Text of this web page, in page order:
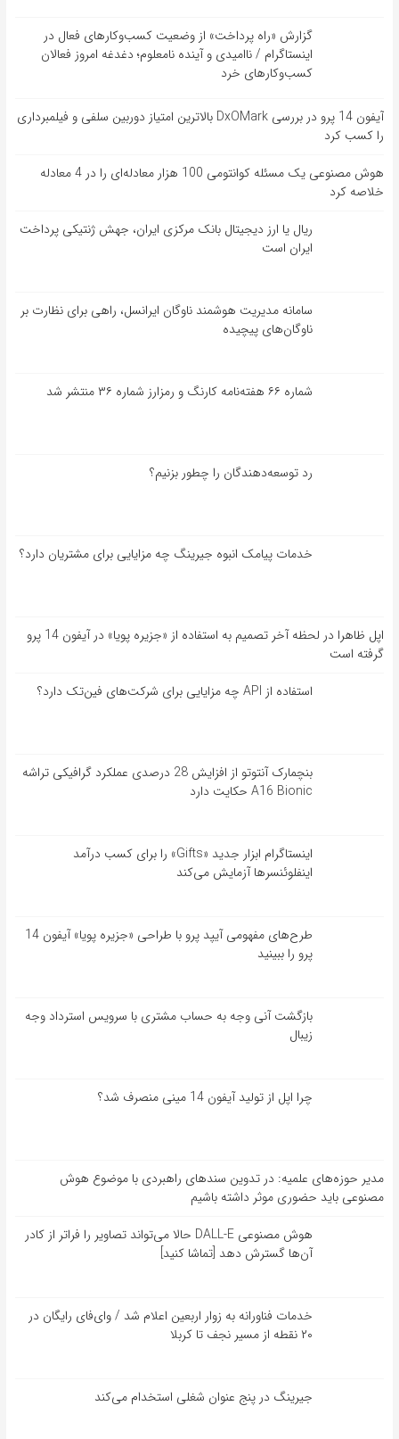
گزارش «راه پرداخت» از وضعیت کسب‌وکارهای فعال در
اینستاگرام / ناامیدی و آینده نامعلوم؛ دغدغه امروز فعالان
کسب‌وکارهای خرد
آیفون 14 پرو در بررسی DxOMark بالاترین امتیاز دوربین سلفی و فیلمبرداری
را کسب کرد
هوش مصنوعی یک مسئله کوانتومی 100 هزار معادله‌‎ای را در 4 معادله
خلاصه کرد
ریال یا ارز دیجیتال بانک مرکزی ایران، جهش ژنتیکی پرداخت
ایران است
سامانه مدیریت هوشمند ناوگان ایرانسل، راهی برای نظارت بر
ناوگان‌های پیچیده
شماره ۶۶ هفته‌نامه کارنگ و رمزارز شماره ۳۶ منتشر شد
رد توسعه‌دهندگان را چطور بزنیم؟
خدمات پیامک انبوه جیرینگ چه مزایایی برای مشتریان دارد؟
اپل ظاهرا در لحظه آخر تصمیم به استفاده از «جزیره پویا» در آیفون 14 پرو
گرفته است
استفاده از API چه مزایایی برای شرکت‌های فین‌تک دارد؟
بنچمارک آنتوتو از افزایش 28 درصدی عملکرد گرافیکی تراشه
A16 Bionic حکایت دارد
اینستاگرام ابزار جدید «Gifts» را برای کسب درآمد
اینفلوئنسرها آزمایش می‌کند
طرح‌های مفهومی آیپد پرو با طراحی «جزیره پویا» آیفون 14
پرو را ببینید
بازگشت آنی وجه به حساب مشتری با سرویس استرداد وجه
زیبال
چرا اپل از تولید آیفون 14 مینی منصرف شد؟
مدیر حوزه‌های علمیه: در تدوین سندهای راهبردی با موضوع هوش
مصنوعی باید حضوری موثر داشته باشیم
هوش مصنوعی DALL-E حالا می‌تواند تصاویر را فراتر از کادر
آن‌ها گسترش دهد [تماشا کنید]
خدمات فناورانه به زوار اربعین اعلام شد / وای‌فای رایگان در
۲۰ نقطه از مسیر نجف تا کربلا
جیرینگ در پنج عنوان شغلی استخدام می‌کند